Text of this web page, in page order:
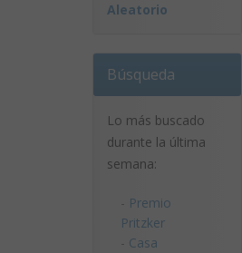
Aleatorio
Búsqueda
Lo más buscado
durante la última
semana:
- Premio
Pritzker
- Casa